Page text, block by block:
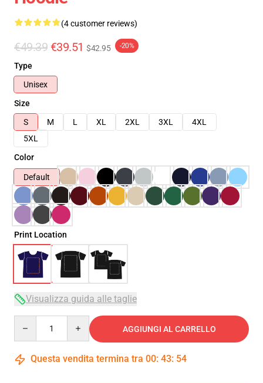
(4 customer reviews)
€49.39 €39.51 $42.95 -20%
Type
Unisex
Size
S
M L XL 2XL 3XL
4XL
5XL
Color
Default
Print Location
Visualizza guida alle taglie
AGGIUNGI AL CARRELLO
Questa vendita termina tra 00: 43: 53